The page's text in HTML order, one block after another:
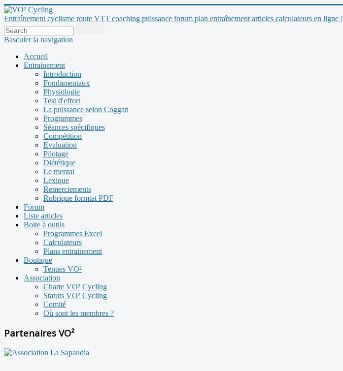
Entraînement cyclisme route VTT coaching puissance forum plan entraînement articles calculateurs en ligne !
Basculer la navigation
Accueil
Entrainement
Introduction
Fondamentaux
Physiologie
Test d'effort
La puissance selon Coggan
Programmes
Séances spécifiques
Compétition
Evaluation
Pilotage
Diététique
Le mental
Lexique
Remerciements
Rubrique formtat PDF
Forum
Liste articles
Boite à outils
Programmes Excel
Calculateurs
Plans entrainement
Boutique
Tenues VO²
Association
Charte VO² Cycling
Statuts VO² Cycling
Comité
Où sont les membres ?
Partenaires VO²